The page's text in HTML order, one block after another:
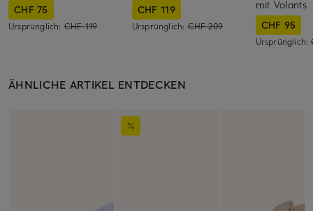
CHF 75
Ursprünglich: CHF 119
CHF 119
Ursprünglich:CHF 209
mit Volants
CHF 95
Ursprünglich:
ÄHNLICHE ARTIKEL ENTDECKEN